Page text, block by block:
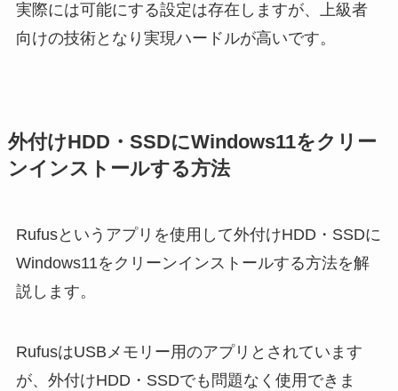
実際には可能にする設定は存在しますが、上級者
向けの技術となり実現ハードルが高いです。
外付けHDD・SSDにWindows11をクリー
ンインストールする方法
Rufusというアプリを使用して外付けHDD・SSDに
Windows11をクリーンインストールする方法を解
説します。
RufusはUSBメモリー用のアプリとされています
が、外付けHDD・SSDでも問題なく使用できま